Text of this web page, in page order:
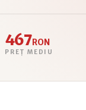
467RON
PREȚ MEDIU